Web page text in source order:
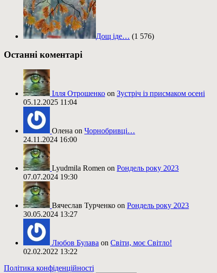
Дощ іде… (1 576)
Останні коментарі
Ілля Отрошенко on Зустріч із присмаком осені
05.12.2025 11:04
Олена on Чорнобривці…
24.11.2024 16:00
Lyudmila Romen on Рондель року 2023
07.07.2024 19:30
Вячеслав Турченко on Рондель року 2023
30.05.2024 13:27
Любов Булава on Світи, моє Світло!
02.02.2022 13:22
Політика конфіденційності